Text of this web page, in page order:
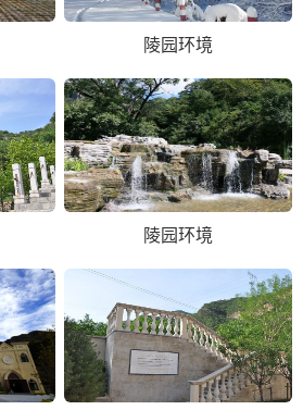
陵园环境
陵园环境